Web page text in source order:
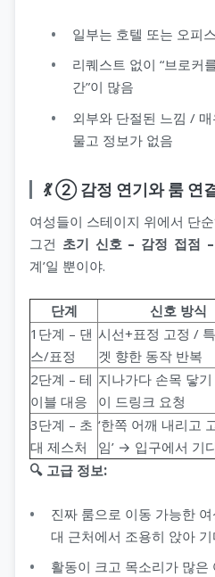
일부는 호텔 또는 오피
리퀘스트 없이 “브로커
간”이 많음
외부와 단절된 느낌 /
물고 정보가 없음
💃 ② 감정 연기와 룸 연
여성들이 스테이지 위에서 단
그건 초기 신호 – 감정 접점
계’일 뿐이야.
단계 신호 방식
1단계 – 댄
스/표정
시선+표정 고정 /
겟 향한 동작 반복
2단계 – 테
이블 대응
지나가다 손목 닿
이 드링크 요청
3단계 – 초
대 제스처
‘한쪽 어깨 내리고
임’ → 입구에서 기
🔍 고급 정보:
진짜 룸으로 이동 가능한
대 근처에서 조용히 앉아
활동이 크고 목소리가 많은